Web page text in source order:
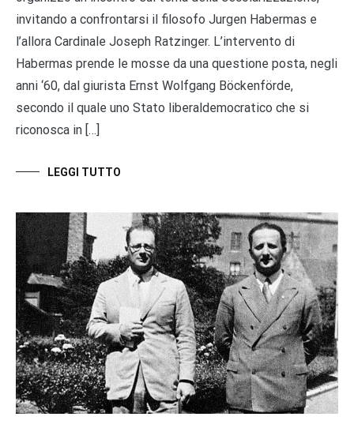
invitando a confrontarsi il filosofo Jurgen Habermas e
l’allora Cardinale Joseph Ratzinger. L’intervento di
Habermas prende le mosse da una questione posta, negli
anni ‘60, dal giurista Ernst Wolfgang Böckenförde,
secondo il quale uno Stato liberaldemocratico che si
riconosca in […]
LEGGI TUTTO